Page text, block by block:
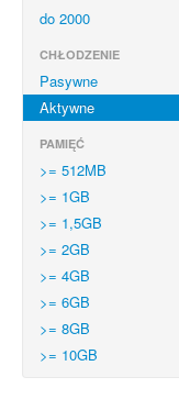
do 2000
CHŁODZENIE
Pasywne
Aktywne
PAMIĘĆ
>= 512MB
>= 1GB
>= 1,5GB
>= 2GB
>= 4GB
>= 6GB
>= 8GB
>= 10GB